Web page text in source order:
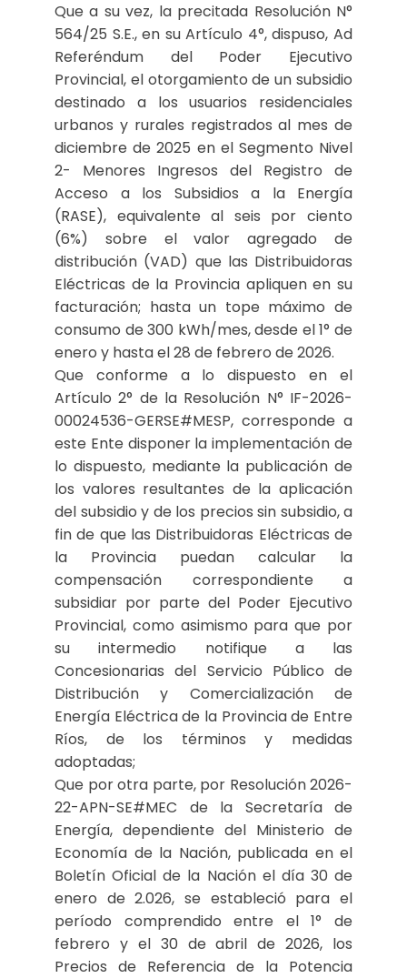
Que a su vez, la precitada Resolución N°
564/25 S.E., en su Artículo 4°, dispuso, Ad
Referéndum del Poder Ejecutivo
Provincial, el otorgamiento de un subsidio
destinado a los usuarios residenciales
urbanos y rurales registrados al mes de
diciembre de 2025 en el Segmento Nivel
2- Menores Ingresos del Registro de
Acceso a los Subsidios a la Energía
(RASE), equivalente al seis por ciento
(6%) sobre el valor agregado de
distribución (VAD) que las Distribuidoras
Eléctricas de la Provincia apliquen en su
facturación; hasta un tope máximo de
consumo de 300 kWh/mes, desde el 1° de
enero y hasta el 28 de febrero de 2026.
Que conforme a lo dispuesto en el
Artículo 2° de la Resolución N° IF-2026-
00024536-GERSE#MESP, corresponde a
este Ente disponer la implementación de
lo dispuesto, mediante la publicación de
los valores resultantes de la aplicación
del subsidio y de los precios sin subsidio, a
fin de que las Distribuidoras Eléctricas de
la Provincia puedan calcular la
compensación correspondiente a
subsidiar por parte del Poder Ejecutivo
Provincial, como asimismo para que por
su intermedio notifique a las
Concesionarias del Servicio Público de
Distribución y Comercialización de
Energía Eléctrica de la Provincia de Entre
Ríos, de los términos y medidas
adoptadas;
Que por otra parte, por Resolución 2026-
22-APN-SE#MEC de la Secretaría de
Energía, dependiente del Ministerio de
Economía de la Nación, publicada en el
Boletín Oficial de la Nación el día 30 de
enero de 2.026, se estableció para el
período comprendido entre el 1° de
febrero y el 30 de abril de 2026, los
Precios de Referencia de la Potencia